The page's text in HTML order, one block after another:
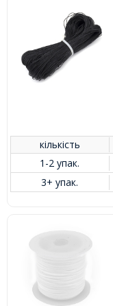
кількість
1-2 упак.
3+ упак.